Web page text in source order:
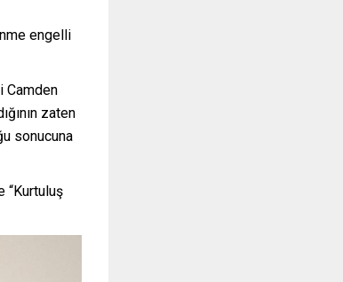
engelli
Camden
zaten
sonucuna
“Kurtuluş